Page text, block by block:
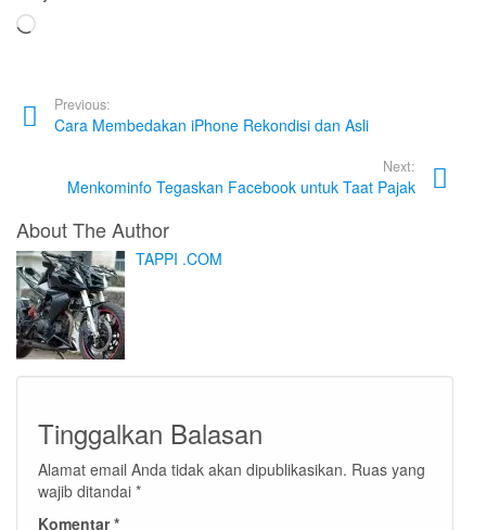
Memuat...
Previous:
Cara Membedakan iPhone Rekondisi dan Asli
Next:
Menkominfo Tegaskan Facebook untuk Taat Pajak
About The Author
TAPPI .COM
Tinggalkan Balasan
Alamat email Anda tidak akan dipublikasikan. Ruas yang
wajib ditandai *
Komentar*